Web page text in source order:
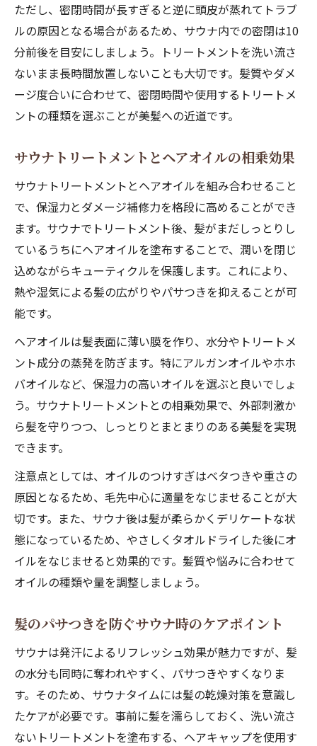
ただし、密閉時間が長すぎると逆に頭皮が蒸れてトラブ
ルの原因となる場合があるため、サウナ内での密閉は10
分前後を目安にしましょう。トリートメントを洗い流さ
ないまま長時間放置しないことも大切です。髪質やダメ
ージ度合いに合わせて、密閉時間や使用するトリートメ
ントの種類を選ぶことが美髪への近道です。
サウナトリートメントとヘアオイルの相乗効果
サウナトリートメントとヘアオイルを組み合わせること
で、保湿力とダメージ補修力を格段に高めることができ
ます。サウナでトリートメント後、髪がまだしっとりし
ているうちにヘアオイルを塗布することで、潤いを閉じ
込めながらキューティクルを保護します。これにより、
熱や湿気による髪の広がりやパサつきを抑えることが可
能です。
ヘアオイルは髪表面に薄い膜を作り、水分やトリートメ
ント成分の蒸発を防ぎます。特にアルガンオイルやホホ
バオイルなど、保湿力の高いオイルを選ぶと良いでしょ
う。サウナトリートメントとの相乗効果で、外部刺激か
ら髪を守りつつ、しっとりとまとまりのある美髪を実現
できます。
注意点としては、オイルのつけすぎはベタつきや重さの
原因となるため、毛先中心に適量をなじませることが大
切です。また、サウナ後は髪が柔らかくデリケートな状
態になっているため、やさしくタオルドライした後にオ
イルをなじませると効果的です。髪質や悩みに合わせて
オイルの種類や量を調整しましょう。
髪のパサつきを防ぐサウナ時のケアポイント
サウナは発汗によるリフレッシュ効果が魅力ですが、髪
の水分も同時に奪われやすく、パサつきやすくなりま
す。そのため、サウナタイムには髪の乾燥対策を意識し
たケアが必要です。事前に髪を濡らしておく、洗い流さ
ないトリートメントを塗布する、ヘアキャップを使用す